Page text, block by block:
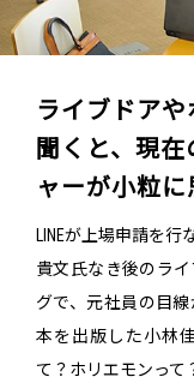
ライブドア
聞くと、現
ャーが小粒に
LINEが上場申請を
貴文氏なき後のラ
グで、元社員の目
本を出版した小林
て？ホリエモンって